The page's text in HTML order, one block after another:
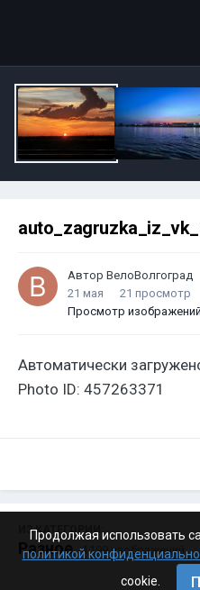
Автор ВелоВолгоград
21 мая
21 просмотр
Просмотр
Автоматически
Photo ID: 457263371
ИЗ КАТЕГОРИИ:
Разное · 4 199 изображений
Продолжая использовать
политикой
cookie.